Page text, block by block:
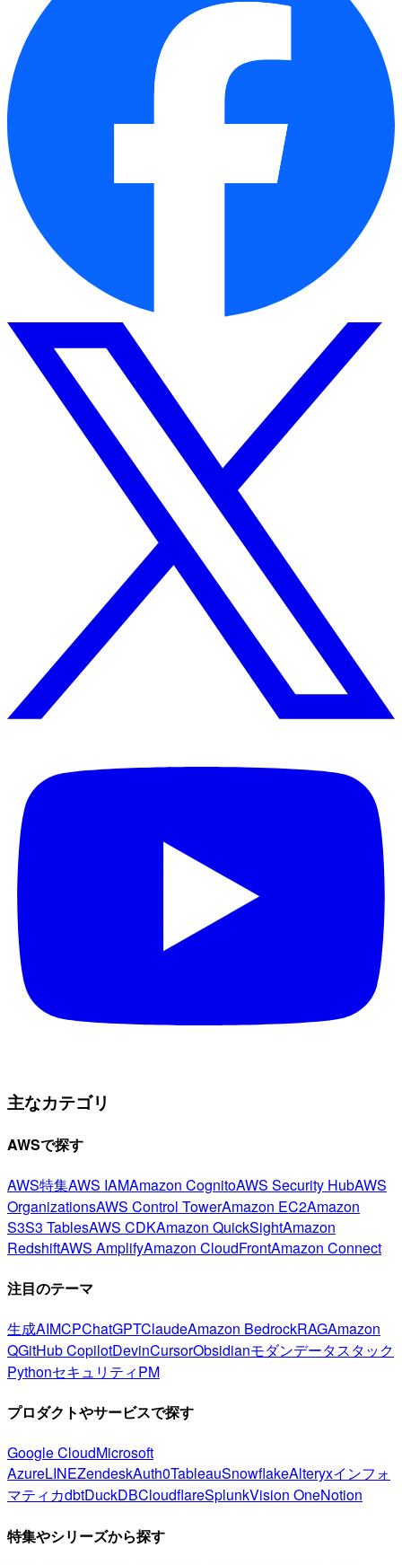
主なカテゴリ
AWSで探す
AWS特集AWS IAMAmazon CognitoAWS Security HubAWS
OrganizationsAWS Control TowerAmazon EC2Amazon
S3S3 TablesAWS CDKAmazon QuickSightAmazon
RedshiftAWS AmplifyAmazon CloudFrontAmazon Connect
注目のテーマ
生成AIMCPChatGPTClaudeAmazon BedrockRAGAmazon
QGitHub CopilotDevinCursorObsidianモダンデータスタック
PythonセキュリティPM
プロダクトやサービスで探す
Google CloudMicrosoft
AzureLINEZendeskAuth0TableauSnowflakeAlteryxインフォ
マティカdbtDuckDBCloudflareSplunkVision OneNotion
特集やシリーズから探す